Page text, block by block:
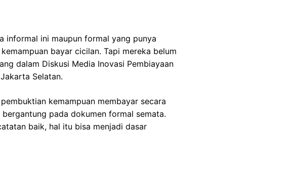
informal ini maupun formal yang punya
bayar cicilan. Tapi mereka belum
dalam Diskusi Media Inovasi Pembiayaan
Selatan.
kemampuan membayar secara
pada dokumen formal semata.
baik, hal itu bisa menjadi dasar